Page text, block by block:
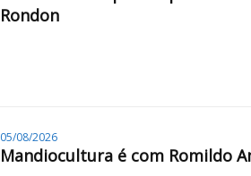
Rondon
05/08/2026
Mandiocultura é com Romildo